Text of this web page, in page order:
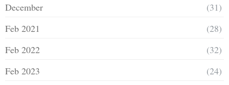
December
(31)
Feb 2021
(28)
Feb 2022
(32)
Feb 2023
(24)